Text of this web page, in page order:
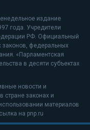
издание
года. Учредители
РФ. Официальный
законов, федеральных
«Парламентская
в десяти субъектах
новости и
законах и
материалов
на pnp.ru